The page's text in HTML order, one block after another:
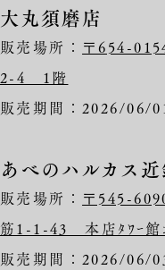
大丸須磨店
販売場所：〒654-
2-4 1階
販売期間：2026/06/
あべのハルカス
販売場所：〒545-
筋1-1-43 本店ﾀﾜｰ館
販売期間：2026/06/